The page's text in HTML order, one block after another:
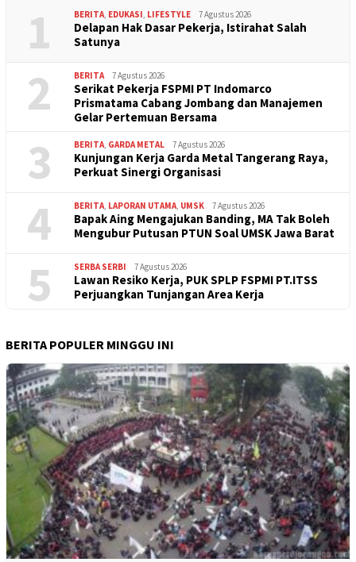
1 BERITA EDUKASI LIFESTYLE 7 Agustus 2026
Delapan Hak Dasar Pekerja, Istirahat Salah
Satunya
2 BERITA 7 Agustus 2026
Serikat Pekerja FSPMI PT Indomarco
Prismatama Cabang Jombang dan Manajemen
Gelar Pertemuan Bersama
3 BERITA GARDA METAL 7 Agustus 2026
Kunjungan Kerja Garda Metal Tangerang Raya,
Perkuat Sinergi Organisasi
4 BERITA LAPORAN UTAMA UMSK 7 Agustus 2026
Bapak Aing Mengajukan Banding, MA Tak Boleh
Mengubur Putusan PTUN Soal UMSK Jawa Barat
5 SERBA SERBI 7 Agustus 2026
Lawan Resiko Kerja, PUK SPLP FSPMI PT.ITSS
Perjuangkan Tunjangan Area Kerja
BERITA POPULER MINGGU INI